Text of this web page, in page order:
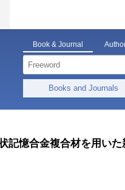
Book & Journal
Books and Journals
記憶合金複合材を用い